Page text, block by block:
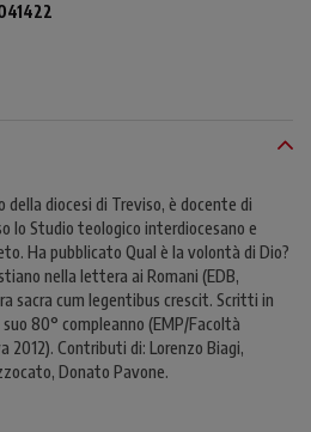
della diocesi di Treviso, è docente di
lo Studio teologico interdiocesano e
Ha pubblicato Qual è la volontà di Dio?
nella lettera ai Romani (EDB,
sacra cum legentibus crescit. Scritti in
80° compleanno (EMP/Facoltà
2012). Contributi di: Lorenzo Biagi,
Donato Pavone.